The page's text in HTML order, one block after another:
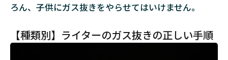
ろん、子供にガス抜きをやらせてはいけません。
【種類別】ライターのガス抜きの正しい手順